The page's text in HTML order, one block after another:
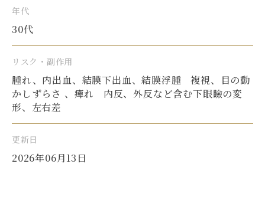
年代
30代
リスク・副作用
腫れ、内出血、結膜下出血、結膜浮腫 複視、目の動
かしずらさ 、痺れ 内反、外反など含む下眼瞼の変
形、左右差
更新日
2026年06月13日